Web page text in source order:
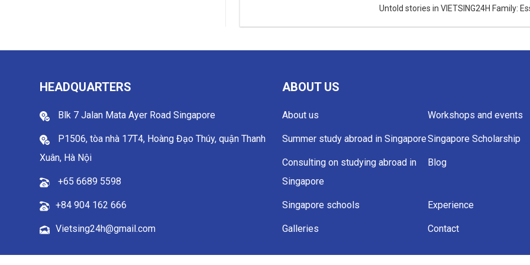
Untold stories in VIETSING24H Family:
Essay writing skill
HEADQUARTERS
Blk 7 Jalan Mata Ayer Road Singapore
P1506, tòa nhà 17T4, Hoàng Đạo Thúy, quận Thanh
Xuân, Hà Nội
+65 6689 5598
+84 904 162 666
Vietsing24h@gmail.com
ABOUT US
About us Workshops and events
Summer study abroad in SingaporeSingapore Scholarship
Consulting on studying abroad in
Singapore
Blog
Singapore schools Experience
Galleries Contact